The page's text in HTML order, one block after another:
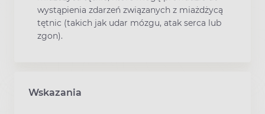
wystąpienia zdarzeń związanych z miażdżycą
tętnic (takich jak udar mózgu, atak serca lub
zgon).
Wskazania